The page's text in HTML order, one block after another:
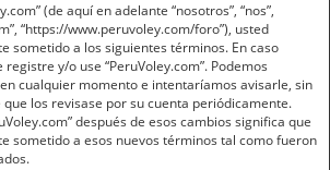
r
(de aquí en adelante “nosotros”, “nos”,
“https://www.peruvoley.com/foro”), usted
sometido a los siguientes términos. En caso
y/o use “PeruVoley.com”. Podemos
cualquier momento e intentaríamos avisarle, sin
los revisase por su cuenta periódicamente.
después de esos cambios significa que
sometido a esos nuevos términos tal como fueron